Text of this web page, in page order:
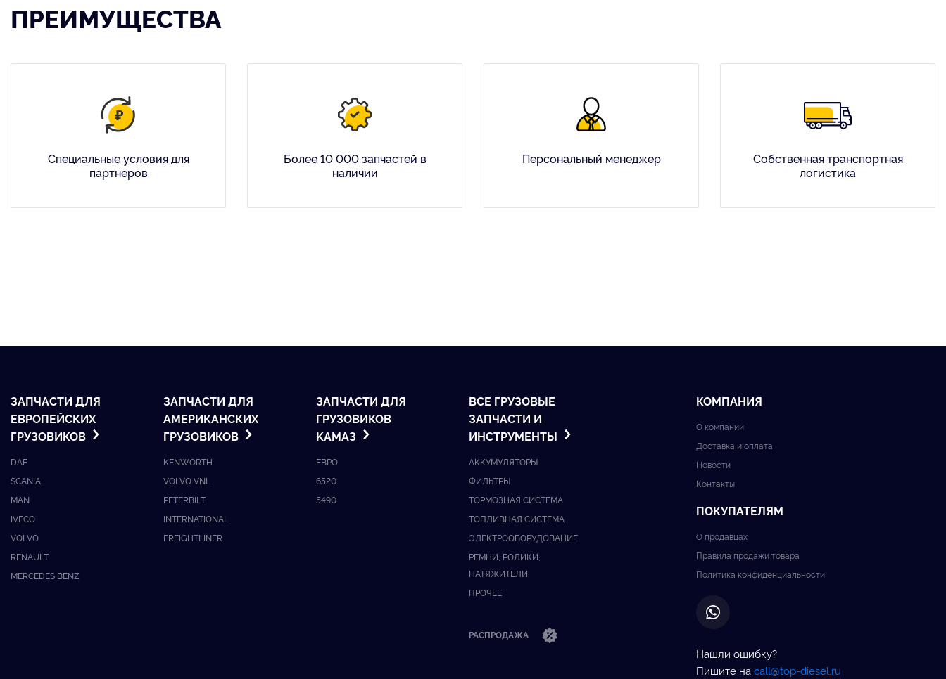
ПРЕИМУЩЕСТВА
Специальные условия для
партнеров
Более 10 000 запчастей в
наличии
Персональный менеджер
Собственная транспортная
логистика
ЗАПЧАСТИ ДЛЯ
ЕВРОПЕЙСКИХ
ГРУЗОВИКОВ
DAF
SCANIA
MAN
IVECO
VOLVO
RENAULT
MERCEDES BENZ
ЗАПЧАСТИ ДЛЯ
АМЕРИКАНСКИХ
ГРУЗОВИКОВ
KENWORTH
VOLVO VNL
PETERBILT
INTERNATIONAL
FREIGHTLINER
ЗАПЧАСТИ ДЛЯ
ГРУЗОВИКОВ
KАМАЗ
ЕВРО
6520
5490
ВСЕ ГРУЗОВЫЕ
ЗАПЧАСТИ И
ИНСТРУМЕНТЫ
АККУМУЛЯТОРЫ
ФИЛЬТРЫ
ТОРМОЗНАЯ СИСТЕМА
ТОПЛИВНАЯ СИСТЕМА
ЭЛЕКТРООБОРУДОВАНИЕ
РЕМНИ, РОЛИКИ,
НАТЯЖИТЕЛИ
ПРОЧЕЕ
РАСПРОДАЖА
КОМПАНИЯ
О компании
Доставка и оплата
Новости
Контакты
ПОКУПАТЕЛЯМ
О продавцах
Правила продажи товара
Политика конфиденциальности
Нашли ошибку?
Пишите наcall@top-diesel.ru